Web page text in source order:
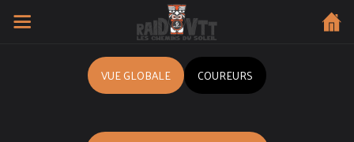
VUE GLOBALE COUREURS